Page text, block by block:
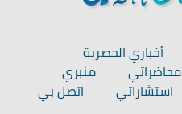
أخباري الحصرية
محاضراتي
منبري
استشاراتي اتصل بي